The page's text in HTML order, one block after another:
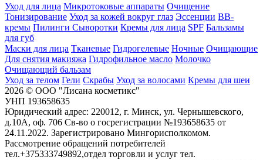
Уход для лица Микротоковые аппараты Очищение
Тонизирование Уход за кожей вокруг глаз Эссенции ВВ-
кремы Пилинги Сыворотки Кремы для лица SPF Бальзамы
для губ
Маски для лица Тканевые Гидрогелевые Ночные Очищающие
Для снятия макияжа Гидрофильное масло Молочко
Очищающий бальзам
Уход за телом Гели Скрабы Уход за волосами Кремы для шеи
2026 © ООО "Лисана косметикс"
УНП 193658635
Юридический адрес: 220012, г. Минск, ул. Чернышевского,
д.10А, оф. 706 Св-во о госрегистрации №193658635 от
24.11.2022. Зарегистрировано Мингорисполкомом.
Рассмотрение обращений потребителей
тел.+375333749892,отдел торговли и услуг тел.